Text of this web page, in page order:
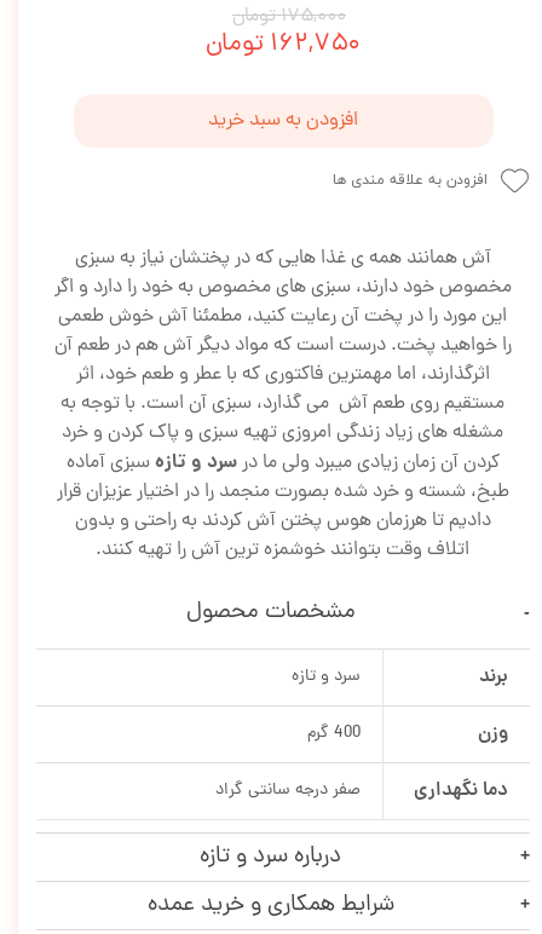
۱۷۵,۰۰۰ تومان
۱۶۲,۷۵۰ تومان
افزودن به سبد خرید
افزودن به علاقه مندی ها
آش همانند همه ی غذا هایی که در پختشان نیاز به سبزی
مخصوص خود دارند، سبزی های مخصوص به خود را دارد و اگر
این مورد را در پخت آن رعایت کنید، مطمئنا آش خوش طعمی
را خواهید پخت. درست است که مواد دیگر آش هم در طعم آن
اثرگذارند، اما مهمترین فاکتوری که با عطر و طعم خود، اثر
مستقیم روی طعم آش می گذارد، سبزی آن است. با توجه به
مشغله های زیاد زندگی امروزی تهیه سبزی و پاک کردن و خرد
کردن آن زمان زیادی میبرد ولی ما درسرد و تازهسبزی آماده
طبخ، شسته و خرد شده بصورت منجمد را در اختیار عزیزان قرار
دادیم تا هرزمان هوس پختن آش کردند به راحتی و بدون
اتلاف وقت بتوانند خوشمزه ترین آش را تهیه کنند.
مشخصات محصول
برند سرد و تازه
وزن 400 گرم
دما نگهداری صفر درجه سانتی گراد
درباره سرد و تازه
شرایط همکاری و خرید عمده